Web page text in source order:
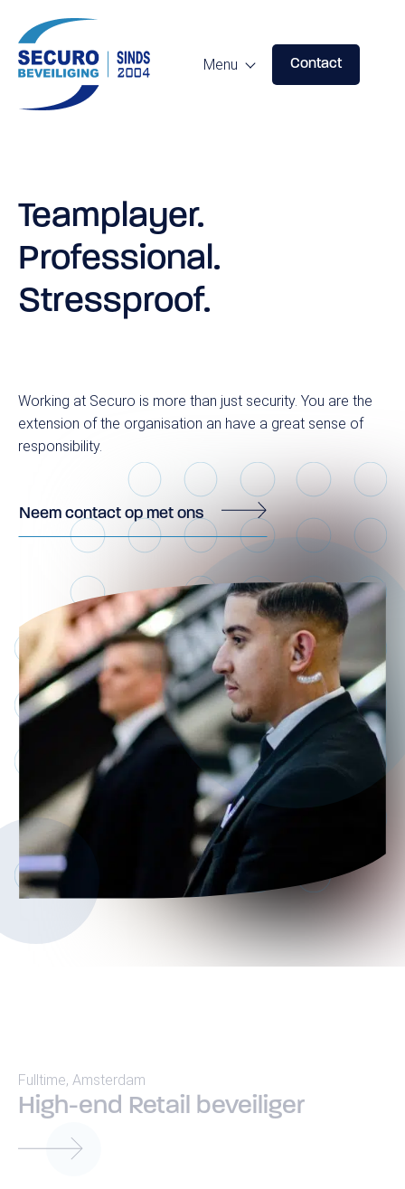
Menu
Persoonsbeveiliging
Red Teaming
Consultancy
Reguliere beveiliging
Objectbeveiliging
Evenementenbeveiliging
Retailbeveiliging
Receptionist(e)
Contact
Teamplayer.
Professional.
Stressproof.
Working at Securo is more than just security. You are the
extension of the organisation an have a great sense of
responsibility.
Neem contact op met ons
Fulltime, Amsterdam
High-end Retail beveiliger